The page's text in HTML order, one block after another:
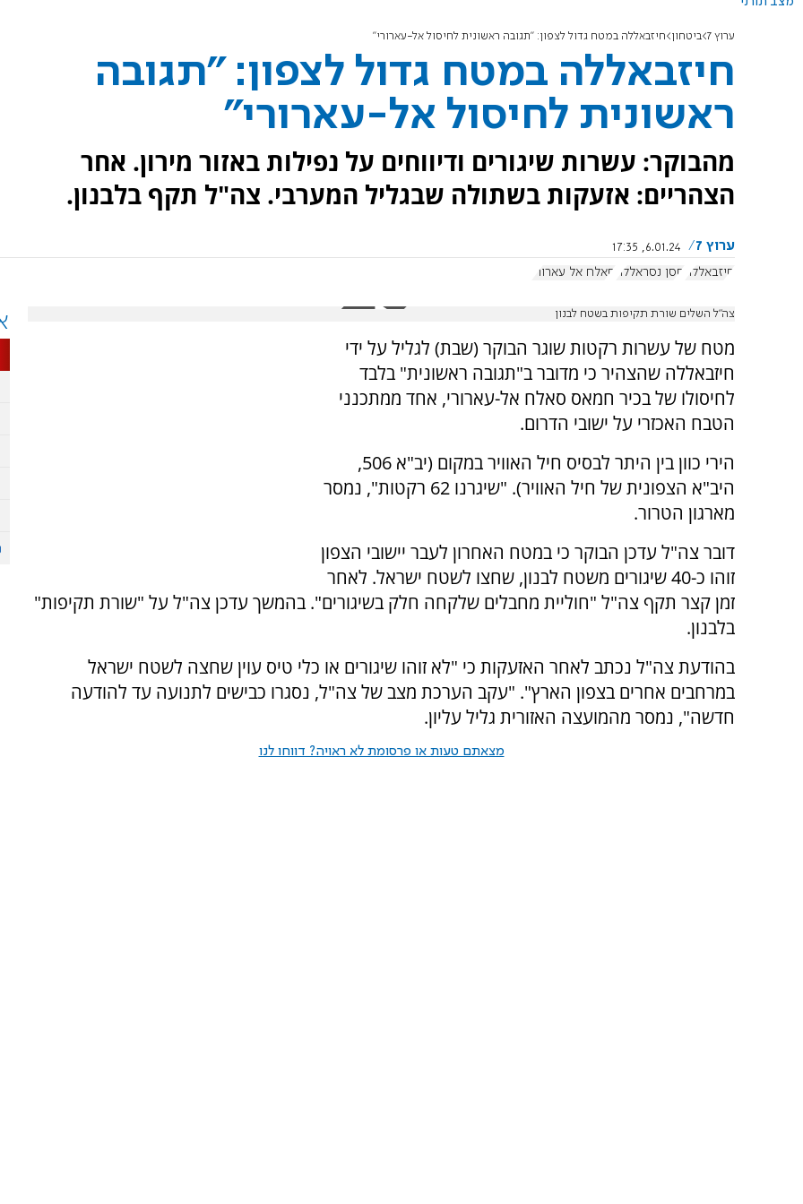
ערוץ 7 ביטחון חיזבאללה במטח גדול לצפון: "תגובה ראשונית לחיסול אל-עארורי"
חיזבאללה במטח גדול לצפון: "תגובה
ראשונית לחיסול אל-עארורי"
מהבוקר: עשרות שיגורים ודיווחים על נפילות באזור מירון. אחר
הצהריים: אזעקות בשתולה שבגליל המערבי. צה"ל תקף בלבנון.
ערוץ 7
6.01.24, 17:35
חיזבאללה
חסן נסראללה סאלח אל עארורי
צה"ל השלים שורת תקיפות בשטח לבנון
מטח של עשרות רקטות שוגר הבוקר (שבת) לגליל על ידי
חיזבאללה שהצהיר כי מדובר ב"תגובה ראשונית" בלבד
לחיסולו של בכיר חמאס סאלח אל-עארורי, אחד ממתכנני
הטבח האכזרי על ישובי הדרום.
הירי כוון בין היתר לבסיס חיל האוויר במקום (יב"א 506,
היב"א הצפונית של חיל האוויר). "שיגרנו 62 רקטות", נמסר
מארגון הטרור.
דובר צה"ל עדכן הבוקר כי במטח האחרון לעבר יישובי הצפון
זוהו כ-40 שיגורים משטח לבנון, שחצו לשטח ישראל. לאחר
זמן קצר תקף צה"ל "חוליית מחבלים שלקחה חלק בשיגורים". בהמשך עדכן צה"ל על "שורת תקיפות"
בלבנון.
בהודעת צה"ל נכתב לאחר האזעקות כי "לא זוהו שיגורים או כלי טיס עוין שחצה לשטח ישראל
במרחבים אחרים בצפון הארץ". "עקב הערכת מצב של צה"ל, נסגרו כבישים לתנועה עד להודעה
חדשה", נמסר מהמועצה האזורית גליל עליון.
מצאתם טעות או פרסומת לא ראויה? דווחו לנו